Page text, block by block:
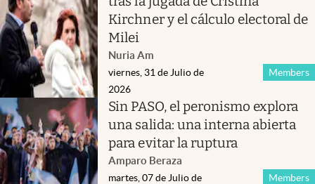
Kirchner y el cálculo electoral de
Milei
Nuria Am
Members
viernes, 31 de Julio de
2026
Sin PASO, el peronismo explora
una salida: una interna abierta
para evitar la ruptura
Amparo Beraza
Members
martes, 07 de Julio de